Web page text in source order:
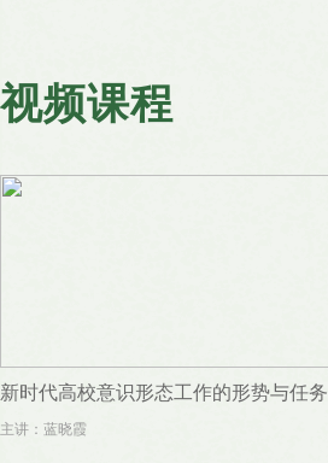
视频课程
新时代高校意识形态工作的形势与任务
主讲：蓝晓霞